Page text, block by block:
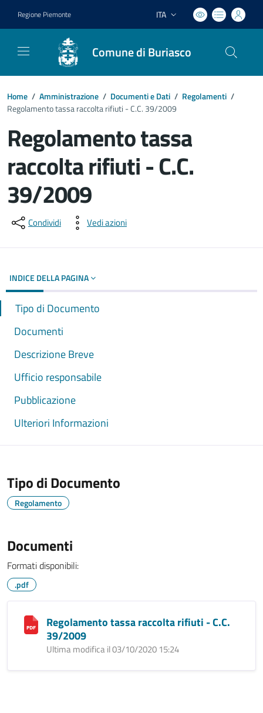
Regione Piemonte Lingua attiva:
ITA
Comune di Buriasco
Home / Amministrazione / Documenti e Dati / Regolamenti /
Regolamento tassa raccolta rifiuti - C.C. 39/2009
Regolamento tassa
raccolta rifiuti - C.C.
39/2009
Dettagli del documento
Condividi Vedi azioni
INDICE DELLA PAGINA
Tipo di Documento
Documenti
Descrizione Breve
Ufficio responsabile
Pubblicazione
Ulteriori Informazioni
Tipo di Documento
Regolamento
Documenti
Formati disponibili:
.pdf
Regolamento tassa raccolta rifiuti - C.C.
39/2009
Ultima modifica il 03/10/2020 15:24